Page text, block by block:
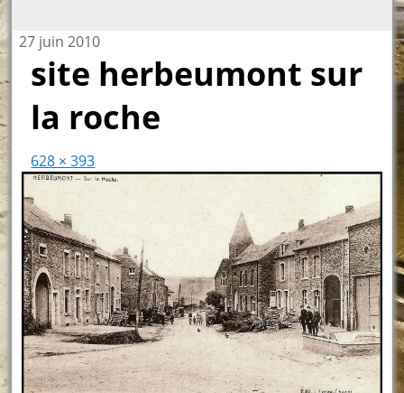
27 juin 2010
site herbeumont sur
la roche
628 × 393